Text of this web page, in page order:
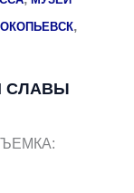
,
СЛАВЫ